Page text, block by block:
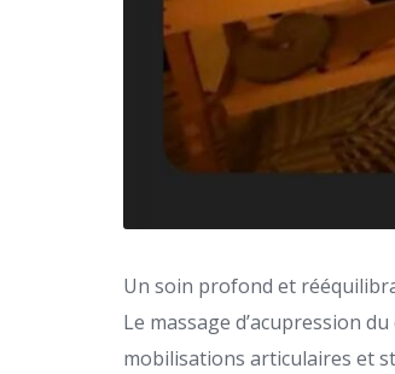
Un soin profond et
Le massage d’acupression
mobilisations articulaires et